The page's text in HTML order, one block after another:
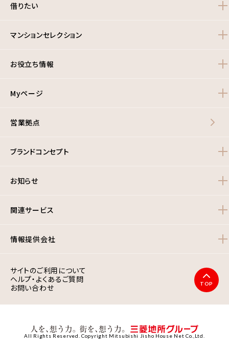
借りたい
マンションセレクション
お役立ち情報
Myページ
営業拠点
ブランドコンセプト
お知らせ
関連サービス
情報提供会社
サイトのご利用について
ヘルプ・よくあるご質問
お問い合わせ
TOP
All Rights Reserved. Copyright Mitsubishi Jisho House Net Co.,Ltd.